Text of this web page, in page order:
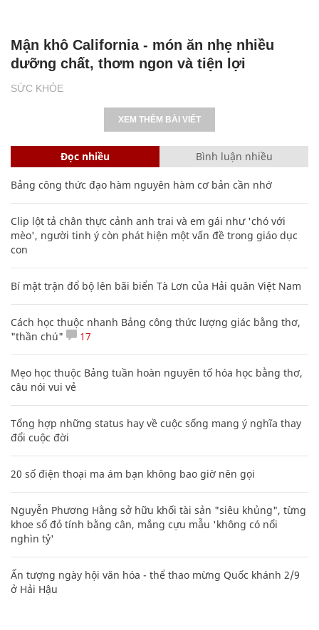
SỨC KHỎE
Mận khô California - món ăn nhẹ nhiều
dưỡng chất, thơm ngon và tiện lợi
XEM THÊM BÀI VIẾT
Đọc nhiều Bình luận nhiều
Bảng công thức đạo hàm nguyên hàm cơ bản cần nhớ
Clip lột tả chân thực cảnh anh trai và em gái như 'chó với
mèo', người tinh ý còn phát hiện một vấn đề trong giáo dục
con
Bí mật trận đổ bộ lên bãi biển Tà Lơn của Hải quân Việt Nam
Cách học thuộc nhanh Bảng công thức lượng giác bằng thơ,
"thần chú"
17
Mẹo học thuộc Bảng tuần hoàn nguyên tố hóa học bằng thơ,
câu nói vui vẻ
Tổng hợp những status hay về cuộc sống mang ý nghĩa thay
đổi cuộc đời
20 số điện thoại ma ám bạn không bao giờ nên gọi
Nguyễn Phương Hằng sở hữu khối tài sản "siêu khủng", từng
khoe sổ đỏ tính bằng cân, mắng cựu mẫu 'không có nổi
nghìn tỷ'
Ấn tượng ngày hội văn hóa - thể thao mừng Quốc khánh 2/9
ở Hải Hậu